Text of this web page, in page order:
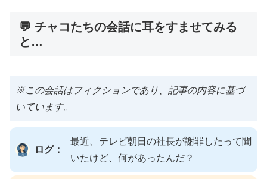
💬 チャコたちの会話に耳をすませてみる
と…
※この会話はフィクションであり、記事の内容に基づ
いています。
ログ：
最近、テレビ朝日の社長が謝罪したって聞
いたけど、何があったんだ？